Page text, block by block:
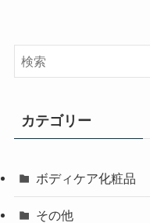
カテゴリー
ボディケア化粧品
その他